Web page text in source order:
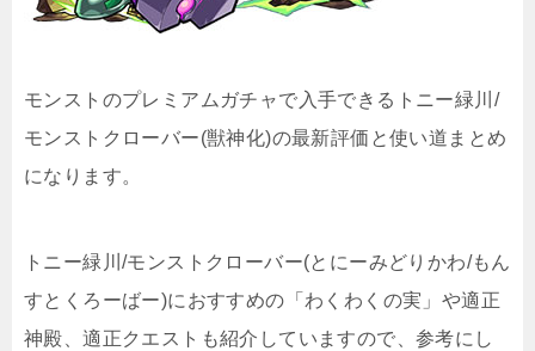
モンストのプレミアムガチャで入手できるトニー緑川/
モンストクローバー(獣神化)の最新評価と使い道まとめ
になります。
トニー緑川/モンストクローバー(とにーみどりかわ/もん
すとくろーばー)におすすめの「わくわくの実」や適正
神殿、適正クエストも紹介していますので、参考にし